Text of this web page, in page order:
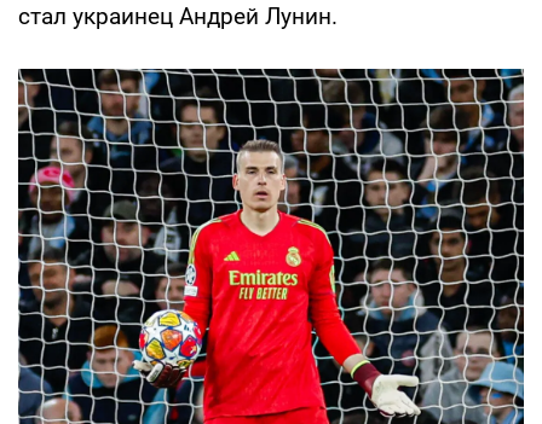
стал украинец Андрей Лунин.